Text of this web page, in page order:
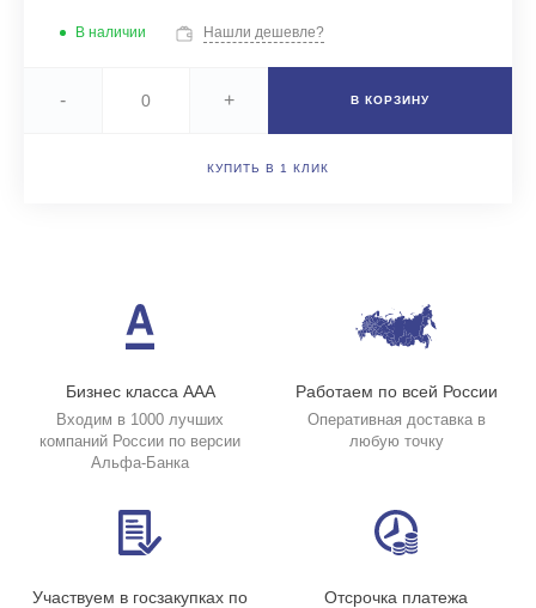
В наличии Нашли дешевле?
- + В КОРЗИНУ
КУПИТЬ В 1 КЛИК
Бизнес класса ААА
Входим в 1000 лучших
компаний России по версии
Альфа-Банка
Работаем по всей России
Оперативная доставка в
любую точку
Участвуем в госзакупках по
Отсрочка платежа